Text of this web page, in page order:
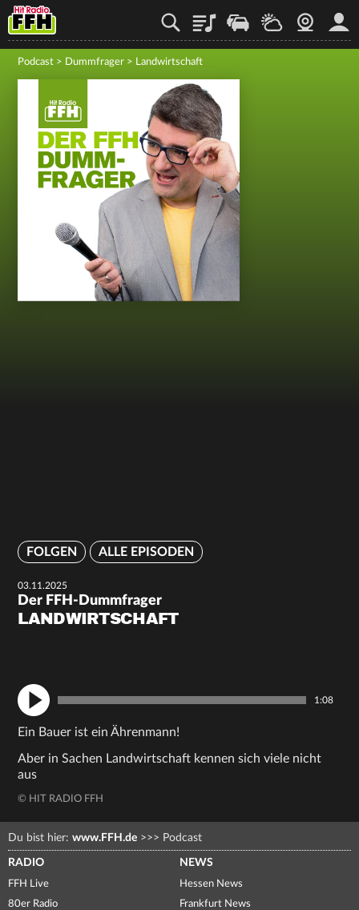
PlaylistStaupilotWetterWebcam
Podcast > Dummfrager > Landwirtschaft
FOLGEN ALLE EPISODEN
03.11.2025
Der FFH-Dummfrager
LANDWIRTSCHAFT
1:08
Ein Bauer ist ein Ährenmann!
Aber in Sachen Landwirtschaft kennen sich viele nicht
aus
© HIT RADIO FFH
Du bist hier: www.FFH.de >>> Podcast
RADIO
FFH Live
80er Radio
NEWS
Hessen News
Frankfurt News